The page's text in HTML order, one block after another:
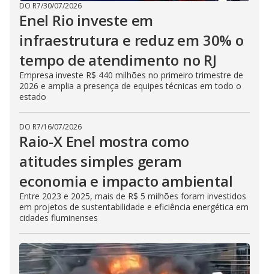
DO R7/30/07/2026
Enel Rio investe em
infraestrutura e reduz em 30% o
tempo de atendimento no RJ
Empresa investe R$ 440 milhões no primeiro trimestre de
2026 e amplia a presença de equipes técnicas em todo o
estado
DO R7/16/07/2026
Raio-X Enel mostra como
atitudes simples geram
economia e impacto ambiental
Entre 2023 e 2025, mais de R$ 5 milhões foram investidos
em projetos de sustentabilidade e eficiência energética em
cidades fluminenses